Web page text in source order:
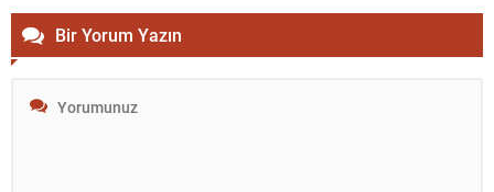
Bir Yorum Yazın